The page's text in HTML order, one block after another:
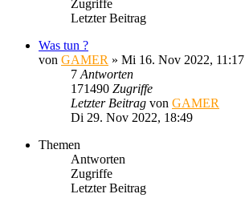
Zugriffe
Letzter Beitrag
Was tun ?
von GAMER » Mi 16. Nov 2022, 11:17
7 Antworten
171490 Zugriffe
Letzter Beitrag von GAMER
Di 29. Nov 2022, 18:49
Themen
Antworten
Zugriffe
Letzter Beitrag